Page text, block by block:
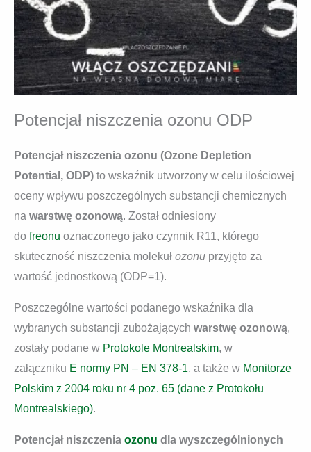
Potencjał niszczenia ozonu ODP
Potencjał niszczenia ozonu (Ozone Depletion
Potential, ODP) to wskaźnik utworzony w celu ilościowej
oceny wpływu poszczególnych substancji chemicznych
na warstwę ozonową. Został odniesiony
do freonu oznaczonego jako czynnik R11, którego
skuteczność niszczenia molekuł ozonu przyjęto za
wartość jednostkową (ODP=1).
Poszczególne wartości podanego wskaźnika dla
wybranych substancji zubożających warstwę ozonową,
zostały podane w Protokole Montrealskim, w
załączniku E normy PN – EN 378-1, a także w Monitorze
Polskim z 2004 roku nr 4 poz. 65 (dane z Protokołu
Montrealskiego).
Potencjał niszczenia ozonu dla wyszczególnionych